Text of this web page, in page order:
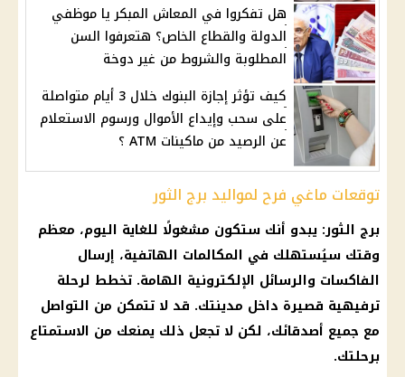
هل تفكروا في المعاش المبكر يا موظفي
الدولة والقطاع الخاص؟ هتعرفوا السن
المطلوبة والشروط من غير دوخة
كيف تؤثر إجازة البنوك خلال 3 أيام متواصلة
على سحب وإيداع الأموال ورسوم الاستعلام
عن الرصيد من ماكينات ATM ؟
توقعات ماغي فرح لمواليد برج الثور
برج الثور: يبدو أنك ستكون مشغولًا للغاية اليوم، معظم
وقتك سيُستهلك في المكالمات الهاتفية، إرسال
الفاكسات والرسائل الإلكترونية الهامة. تخطط لرحلة
ترفيهية قصيرة داخل مدينتك. قد لا تتمكن من التواصل
مع جميع أصدقائك، لكن لا تجعل ذلك يمنعك من الاستمتاع
برحلتك.